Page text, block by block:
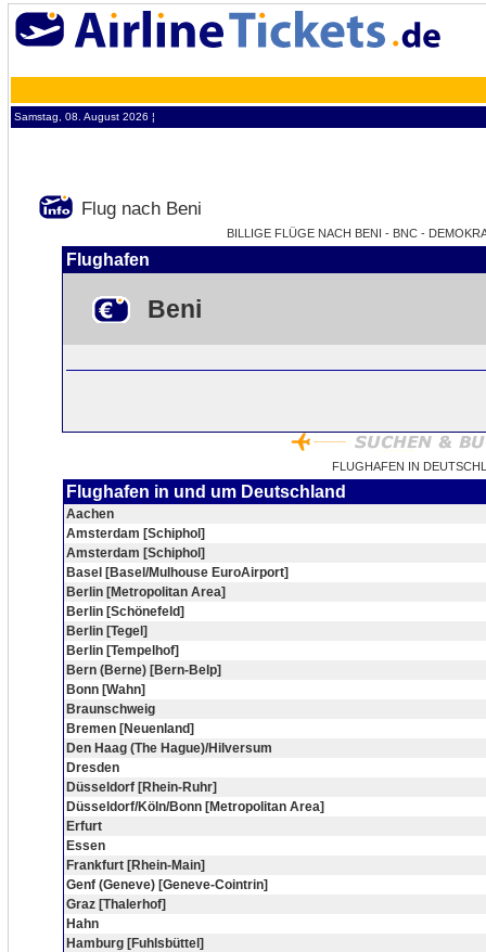
Samstag, 08. August 2026 ¦
Flug nach Beni
BILLIGE FLÜGE NACH BENI - BNC -
Flughafen
Beni
FLUGHAFEN IN
Flughafen in und um Deutschland
Aachen
Amsterdam [Schiphol]
Amsterdam [Schiphol]
Basel [Basel/Mulhouse EuroAirport]
Berlin [Metropolitan Area]
Berlin [Schönefeld]
Berlin [Tegel]
Berlin [Tempelhof]
Bern (Berne) [Bern-Belp]
Bonn [Wahn]
Braunschweig
Bremen [Neuenland]
Den Haag (The Hague)/Hilversum
Dresden
Düsseldorf [Rhein-Ruhr]
Düsseldorf/Köln/Bonn [Metropolitan Area]
Erfurt
Essen
Frankfurt [Rhein-Main]
Genf (Geneve) [Geneve-Cointrin]
Graz [Thalerhof]
Hahn
Hamburg [Fuhlsbüttel]